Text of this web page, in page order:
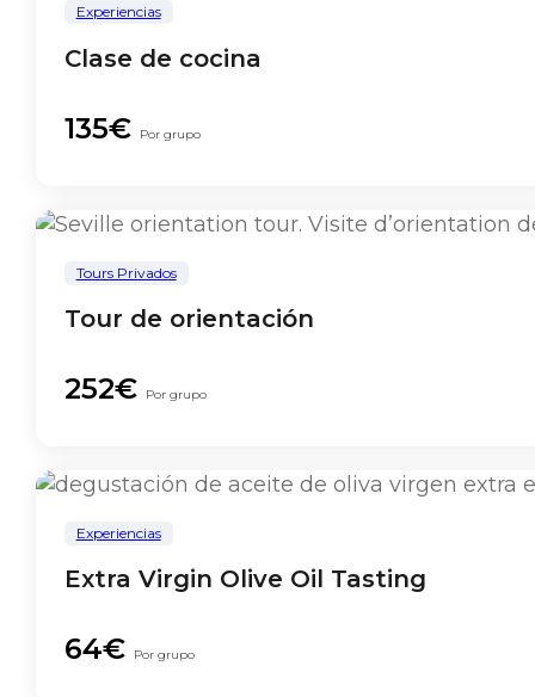
Experiencias
Clase de cocina
135€ Por grupo
Tours Privados
Tour de orientación
252€ Por grupo
Experiencias
Extra Virgin Olive Oil Tasting
64€ Por grupo